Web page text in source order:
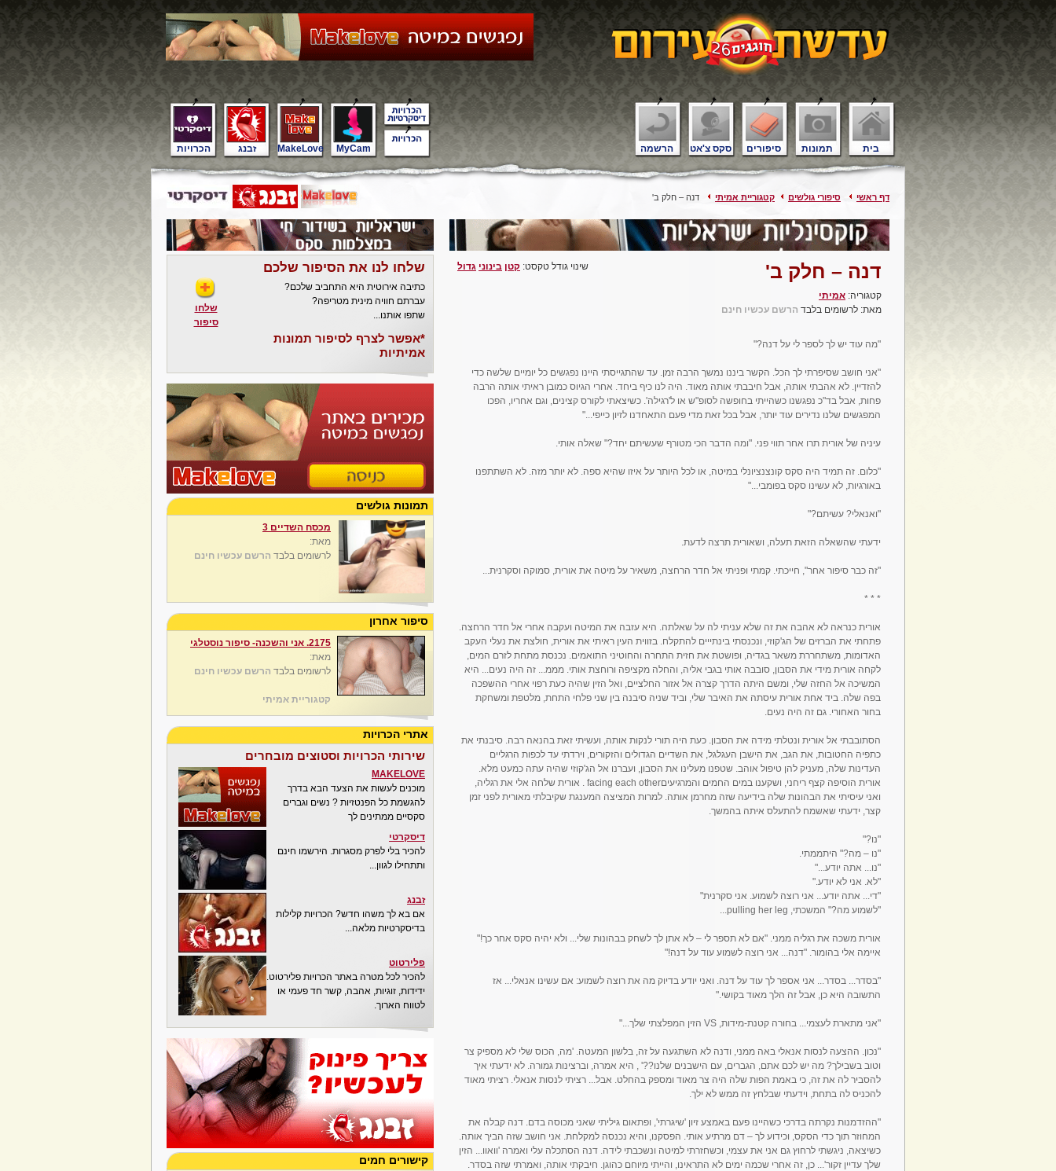
בית תמונות סיפורים סקס צ'אט הרשמה הכרויות זבנג MakeLove MyCam
דף ראשי סיפורי גולשים קטגוריית אמיתי דנה – חלק ב'
דנה – חלק ב'
קטגוריה: אמיתי
מאת: לרשומים בלבד הרשם עכשיו חינם
שינוי גודל טקסט: קטן בינוני גדול
"מה עוד יש לך לספר לי על דנה?"
"אני חושב שסיפרתי לך הכל. הקשר ביננו נמשך הרבה זמן. עד שהתגייסתי היינו נפגשים כל יומיים שלשה כדי
להזדיין. לא אהבתי אותה, אבל חיבבתי אותה מאוד. היה לנו כיף ביחד. אחרי הגיוס כמובן ראיתי אותה הרבה
פחות, אבל בד"כ נפגשנו כשהייתי בחופשה לסופ"ש או ל'רגילה'. כשיצאתי לקורס קצינים, וגם אחריו, הפכו
המפגשים שלנו נדירים עוד יותר, אבל בכל זאת מדי פעם התאחדנו לזיון כייפי..."
עיניה של אורית תרו אחר תווי פני. "ומה הדבר הכי מטורף שעשיתם יחד?" שאלה אותי.
"כלום. זה תמיד היה סקס קונצנציונלי במיטה, או לכל היותר על איזו שהיא ספה. לא יותר מזה. לא השתתפנו
באורגיות, לא עשינו סקס בפומבי..."
"ואנאלי? עשיתם?"
ידעתי שהשאלה הזאת תעלה, ושאורית תרצה לדעת.
"זה כבר סיפור אחר", חייכתי. קמתי ופניתי אל חדר הרחצה, משאיר על מיטה את אורית, סמוקה וסקרנית...
* * *
אורית כנראה לא אהבה את זה שלא עניתי לה על שאלתה. היא עזבה את המיטה ועקבה אחרי אל חדר הרחצה.
פתחתי את הברזים של הג'קוזי, ונכנסתי בינתייים להתקלח. בזווית העין ראיתי את אורית, חולצת את נעלי העקב
האדומות, משתחררת משאר בגדיה, ופושטת את חזית התחרה והחוטיני התואמים. נכנסת מתחת לזרם המים,
לקחה אורית מידי את הסבון, סובבה אותי בגבי אליה, והחלה מקציפה ורוחצת אותי. מממ... זה היה נעים... היא
המשיכה אל החזה שלי, ומשם היתה הדרך קצרה אל אזור החלציים, ואל הזין שהיה כעת רפוי אחרי ההשפכה
בפה שלה. ביד אחת אורית עיסתה את האיבר שלי, וביד שניה סיבנה בין שני פלחי התחת, מלטפת ומשחקת
בחור האחורי. גם זה היה נעים.
הסתובבתי אל אורית ונטלתי מידה את הסבון. כעת היה תורי לנקות אותה, ועשיתי זאת בהנאה רבה. סיבנתי את
כתפיה החטובות, את הגב, את הישבן העגלגל, את השדיים הגדולים והזקורים, וירדתי עד לכפות הרגליים
העדינות שלה, מעניק להן טיפול אוהב. שטפנו מעלינו את הסבון, ועברנו אל הג'קוזי שהיה עתה כמעט מלא.
אורית הוסיפה קצף ריחני, ושקענו במים החמים והמרגיעיםfacing each other . אורית שלחה אלי את רגליה,
ואני עיסיתי את הבהונות שלה בידיעה שזה מחרמן אותה. למרות המציצה המענגת שקיבלתי מאורית לפני זמן
קצר, ידעתי שאשמח להתעלס איתה בהמשך.
"נו?"
"נו – מה?" היתממתי.
"נו... אתה יודע..."
"לא. אני לא יודע."
"די... אתה יודע... אני רוצה לשמוע. אני סקרנית"
"לשמוע מה?" המשכתי, pulling her leg...
אורית משכה את רגליה ממני. "אם לא תספר לי – לא אתן לך לשחק בבהונות שלי... ולא יהיה סקס אחר כך!"
איימה אלי בהומור. "דנה... אני רוצה לשמוע עוד על דנה!"
"בסדר... בסדר... אני אספר לך עוד על דנה. ואני יודע בדיוק מה את רוצה לשמוע: אם עשינו אנאלי... אז
התשובה היא כן, אבל זה הלך מאוד בקושי."
"אני מתארת לעצמי... בחורה קטנת-מידות, VS הזין המפלצתי שלך..."
"נכון. ההצעה לנסות אנאלי באה ממני, ודנה לא השתגעה על זה, בלשון המעטה. 'מה, הכוס שלי לא מספיק צר
וטוב בשבילך? מה יש לכם אתם, הגברים, עם הישבנים שלנו??' , היא אמרה, וברצינות גמורה. לא ידעתי איך
להסביר לה את זה, כי באמת הפות שלה היה צר מאוד ומספק בהחלט. אבל... רציתי לנסות אנאלי. רציתי מאוד
להכניס לה בתחת, וידעתי שבלחץ זה ממש לא ילך.
"ההזדמנות נקרתה בדרכי כשהיינו פעם באמצע זיון 'שיגרתי', ופתאום גיליתי שאני מכוסה בדם. דנה קבלה את
המחוזר תוך כדי הסקס, וכידוע לך – דם מרתיע אותי. הפסקנו, והיא נכנסה למקלחת. אני חושב שזה הביך אותה.
כשיצאה, ניגשתי לרחוץ גם אני את עצמי, וכשחזרתי למיטה ונשכבתי לידה. דנה הסתכלה עלי ואמרה 'וואוו... הזין
שלך עדיין זקור'... כן, זה אחרי שכמה ימים לא התראינו, והייתי מיוחם כהוגן. חיבקתי אותה, ואמרתי שזה בסדר.
שלחו לנו את הסיפור שלכם
כתיבה אירוטית היא התחביב שלכם?
עברתם חוויה מינית מטריפה?
שתפו אותנו...
*אפשר לצרף לסיפור תמונות
אמיתיות
שלחו
סיפור
תמונות גולשים
מכסח השדיים 3
מאת:
לרשומים בלבד הרשם עכשיו חינם
סיפור אחרון
2175. אני והשכנה- סיפור נוסטלגי
מאת:
לרשומים בלבד הרשם עכשיו חינם
קטגוריית אמיתי
אתרי הכרויות
שירותי הכרויות וסטוצים מובחרים
MAKELOVE
מוכנים לעשות את הצעד הבא בדרך
להגשמת כל הפנטזיות ? נשים וגברים
סקסיים ממתינים לך
דיסקרטי
להכיר בלי לפרק מסגרות. הירשמו חינם
ותתחילו לגוון...
זבנג
אם בא לך משהו חדש? הכרויות קלילות
בדיסקרטיות מלאה...
פלירטוט
להכיר לכל מטרה באתר הכרויות פלירטוט.
ידידות, זוגיות, אהבה, קשר חד פעמי או
לטווח הארוך.
קישורים חמים